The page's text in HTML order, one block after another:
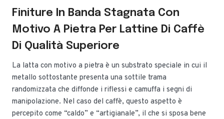
Finiture In Banda Stagnata Con
Motivo A Pietra Per Lattine Di Caffè
Di Qualità Superiore
La latta con motivo a pietra è un substrato speciale in cui il
metallo sottostante presenta una sottile trama
randomizzata che diffonde i riflessi e camuffa i segni di
manipolazione. Nel caso del caffè, questo aspetto è
percepito come “caldo” e “artigianale”, il che si sposa bene